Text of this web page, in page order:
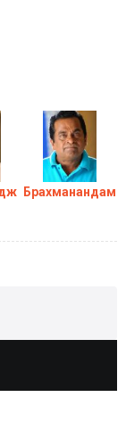
Брахманандам